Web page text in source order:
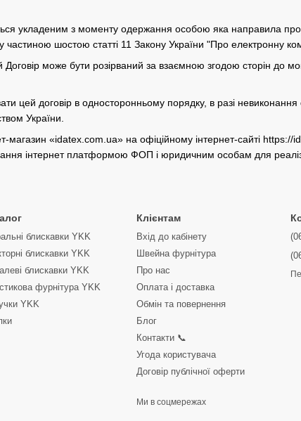
укладеним з моменту одержання особою яка направила
частиною шостою статті 11 Закону України "Про електронну
Договір може бути розірваний за взаємною згодою сторін до
цей договір в односторонньому порядку, в разі невиконання
України.
магазин «idatex.com.ua» на офіційному інтернет-сайті https://
інтернет платформою ФОП і юридичним особам для
блискавки YKK
блискавки YKK
блискавки YKK
фурнітура YKK
YKK
Клієнтам
Вхід до кабінету
Швейна фурнітура
Про нас
Оплата і доставка
Обмін та повернення
Блог
Контакти 📞
Угода користувача
Договір публічної оферти
Ми в соцмережах